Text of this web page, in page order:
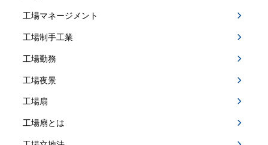
工場マネージメント
工場制手工業
工場勤務
工場夜景
工場扇
工場扇とは